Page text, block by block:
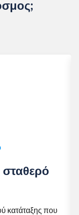
σταθερό
κατάταξης που